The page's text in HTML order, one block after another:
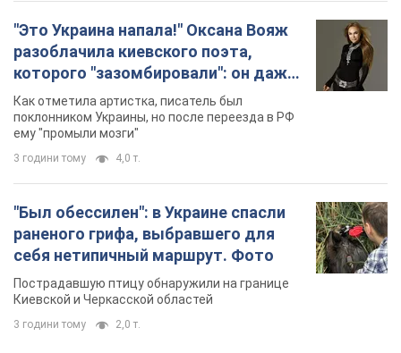
"Это Украина напала!" Оксана Вояж
разоблачила киевского поэта,
которого "зазомбировали": он даже
русского не знал, а теперь хочет
геноцида украинцев
Как отметила артистка, писатель был
поклонником Украины, но после переезда в РФ
ему "промыли мозги"
3 години тому 4,0 т.
"Был обессилен": в Украине спасли
раненого грифа, выбравшего для
себя нетипичный маршрут. Фото
Пострадавшую птицу обнаружили на границе
Киевской и Черкасской областей
3 години тому 2,0 т.